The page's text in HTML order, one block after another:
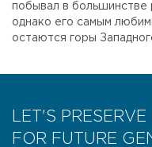
побывал в большинстве
однако его самым
остаются горы
LET'S
FOR FUTURE